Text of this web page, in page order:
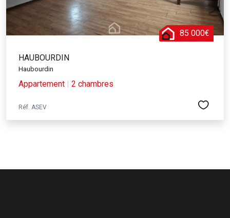
85 000€
HAUBOURDIN
Haubourdin
Appartement | 2 chambres
Réf. ASEV